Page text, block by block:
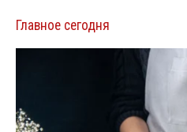
Главное сегодня